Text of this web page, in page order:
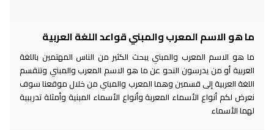
ما هو الاسم المعرب والمبني قواعد اللغة العربية
ما هو الاسم المعرب والمبني يبحث الكثير من الناس المهتمين باللغة
العربية أو من يدرسون النحو عن ما هو الاسم المعرب والمبني وتنقسم
اللغة العربية إلى قسمين وهما المعرب والمبني من خلال موقعنا سوف
نعرض لكم أنواع الأسماء المعربة وأنواع الأسماء المبنية وأمثلة تدريبية
لهما الأسماء